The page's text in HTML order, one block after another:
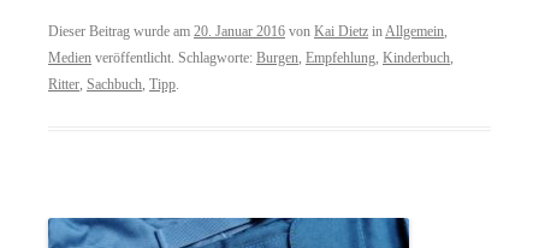
Dieser Beitrag wurde am 20. Januar 2016 von Kai Dietz inAllgemein,
Medien veröffentlicht. Schlagworte: Burgen, Empfehlung, Kinderbuch,
Ritter, Sachbuch, Tipp.